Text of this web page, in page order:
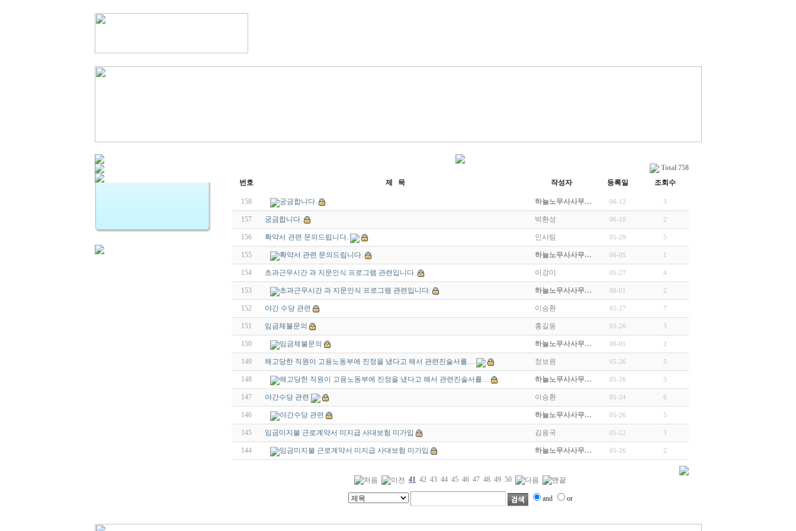
Total 758
번호
제 목 작성자 등록일 조회수
158 궁금합니다. 하늘노무사사무… 06-12 3
157 궁금합니다. 박환성 06-10 2
156 확약서 관련 문의드립니다. 인사팀 05-29 5
155 확약서 관련 문의드립니다. 하늘노무사사무… 06-05 1
154 초과근무시간 과 지문인식 프로그램 관련입니다. 이강미 05-27 4
153 초과근무시간 과 지문인식 프로그램 관련입니다. 하늘노무사사무… 06-01 2
152 야간 수당 관련 이승환 05-27 7
151 임금체불문의 홍길동 05-26 3
150 임금체불문의 하늘노무사사무… 06-01 2
149 해고당한 직원이 고용노동부에 진정을 냈다고 해서 관련진술서를… 정보원 05-26 5
148 해고당한 직원이 고용노동부에 진정을 냈다고 해서 관련진술서를… 하늘노무사사무… 05-26 3
147 야간수당 관련 이승환 05-24 6
146 야간수당 관련 하늘노무사사무… 05-26 5
145 임금미지불 근로계약서 미지급 사대보험 미가입 김용국 05-22 3
144 임금미지불 근로계약서 미지급 사대보험 미가입 하늘노무사사무… 05-26 2
41 42 43 44 45 46 47 48 49 50
and or